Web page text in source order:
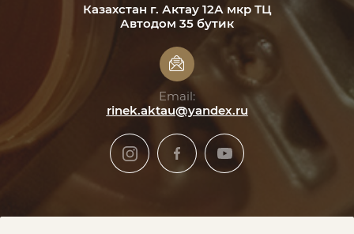
Казахстан г. Актау 12А мкр ТЦ
Автодом 35 бутик
Email:
rinek.aktau@yandex.ru